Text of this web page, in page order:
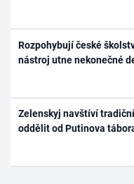
Rozpohybují české
nástroj utne nekonečné
Zelenskyj navštíví
oddělit od Putinova